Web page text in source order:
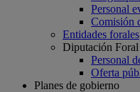
Personal
Comisión
Entidades forales
Diputación Foral
Personal
Oferta
Planes de gobierno